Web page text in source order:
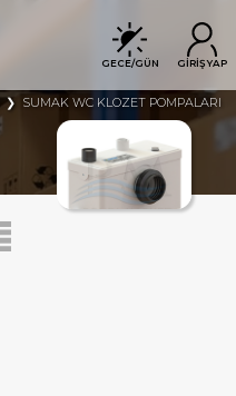
GECE/GÜN GİRİŞ YAP
SUMAK WC KLOZET POMPALARI